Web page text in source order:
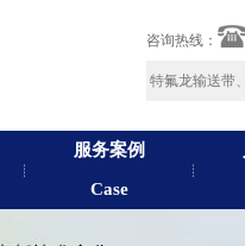
咨询热线：
服务案例
Case